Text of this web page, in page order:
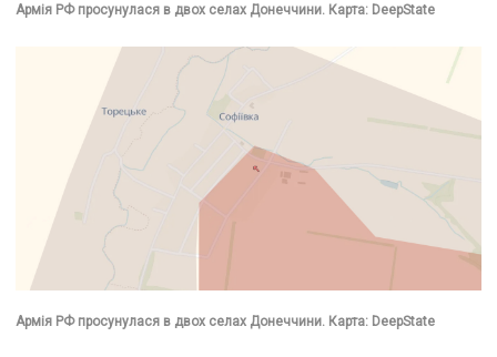
Армія РФ просунулася в двох селах Донеччини. Карта: DeepState
Армія РФ просунулася в двох селах Донеччини. Карта: DeepState